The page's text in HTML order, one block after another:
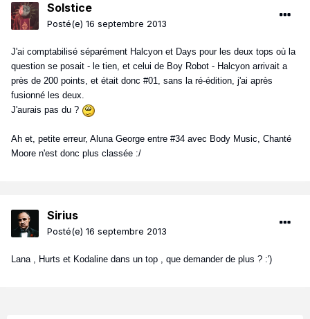
Solstice
Posté(e) 16 septembre 2013
J'ai comptabilisé séparément Halcyon et Days pour les deux tops où la
question se posait - le tien, et celui de Boy Robot - Halcyon arrivait a
près de 200 points, et était donc #01, sans la ré-édition, j'ai après
fusionné les deux.
J'aurais pas du ?
Ah et, petite erreur, Aluna George entre #34 avec Body Music, Chanté
Moore n'est donc plus classée :/
Sirius
Posté(e) 16 septembre 2013
Lana , Hurts et Kodaline dans un top , que demander de plus ? :')